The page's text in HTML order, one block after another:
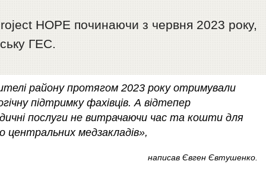
HOPE починаючи з червня 2023 року,
ГЕС.
району протягом 2023 року отримували
підтримку фахівців. А відтепер
послуги не витрачаючи час та кошти для
центральних медзакладів»,
написав Євген Євтушенко.